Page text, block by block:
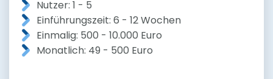
Nutzer: 1 - 5
Einführungszeit: 6 - 12 Wochen
Einmalig: 500 - 10.000 Euro
Monatlich: 49 - 500 Euro